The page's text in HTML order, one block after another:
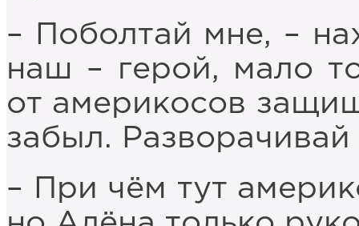
– Поболтай мне, –
наш – герой, мало
от америкосов
забыл. Разворачивай
– При чём тут